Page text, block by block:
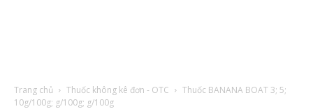
Trang chủ Thuốc không kê đơn - OTC
Thuốc BANANA BOAT 3; 5;
10g/100g; g/100g; g/100g